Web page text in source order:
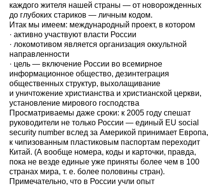
каждого жителя нашей страны — от новорожденных
до глубоких стариков — личным кодом.
Итак мы имеем: международный проект, в котором
· активно участвуют власти России
· локомотивом является организация оккультной
направленности
· цель — включение России во всемирное
информационное общество, дезинтеграция
общественных структур, выхолащивание
и уничтожение христианства и христианской церкви,
установление мирового господства
Просматриваемы даже сроки: к 2005 году спешат
руководители не только России — единый EU social
security number вслед за Америкой принимает Европа,
к чипизованным пластиковым паспортам переходит
Китай. (А вообще номера, коды и карточки, правда,
пока не везде единые уже приняты более чем в 100
странах мира, т. е. более половины стран).
Примечательно, что в России учли опыт